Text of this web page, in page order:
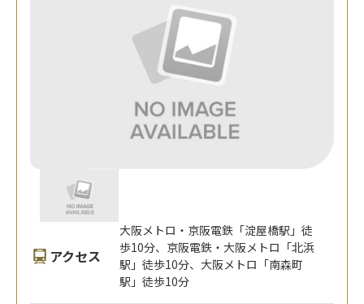
アクセス
大阪メトロ・京阪電鉄「淀屋橋駅」徒
歩10分、京阪電鉄・大阪メトロ「北浜
駅」徒歩10分、大阪メトロ「南森町
駅」徒歩10分